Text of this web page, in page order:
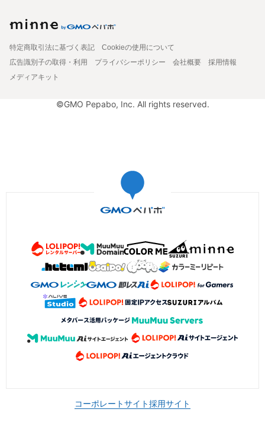
特定商取引法に基づく表記
Cookieの使用について
広告識別子の取得・利用
プライバシーポリシー 会社概要
採用情報
メディアキット
©GMO Pepabo, Inc. All rights reserved.
コーポレートサイト採用サイト